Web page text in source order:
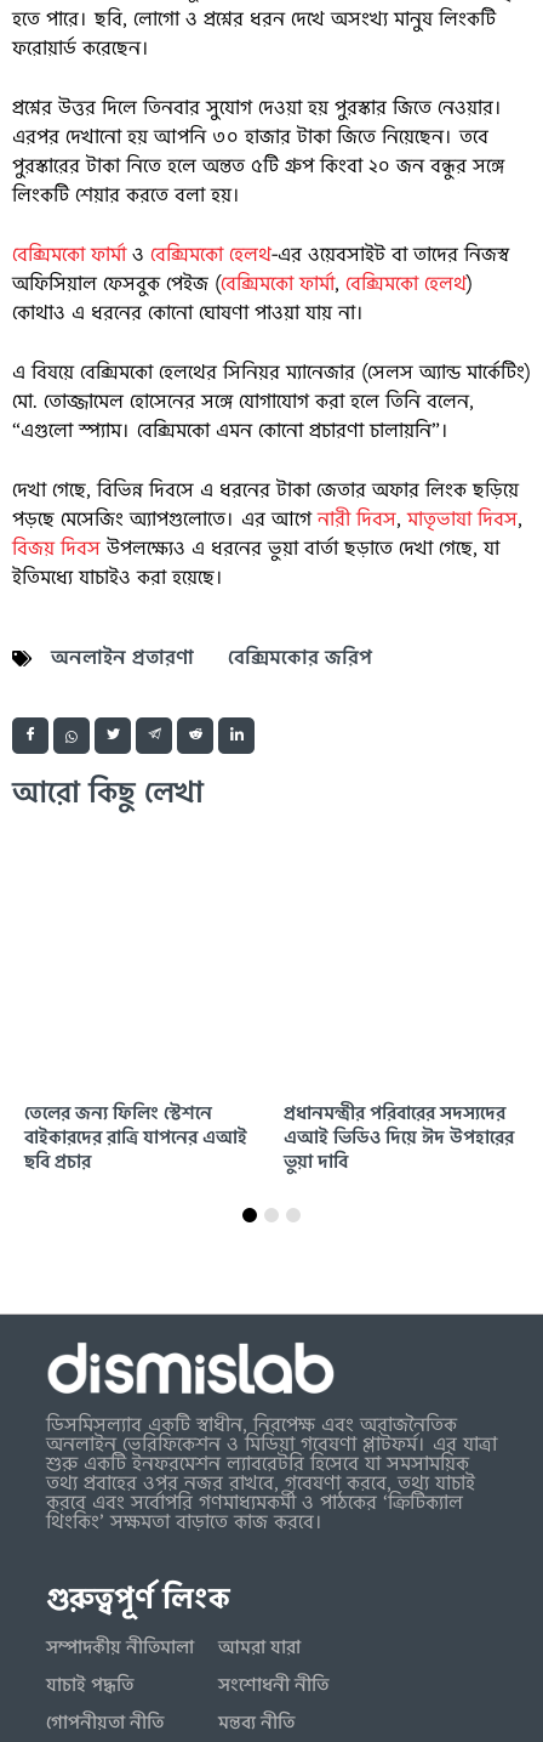
হতে পারে। ছবি, লোগো ও প্রশ্নের ধরন দেখে অসংখ্য মানুষ লিংকটি
ফরোয়ার্ড করেছেন।
প্রশ্নের উত্তর দিলে তিনবার সুযোগ দেওয়া হয় পুরস্কার জিতে নেওয়ার।
এরপর দেখানো হয় আপনি ৩০ হাজার টাকা জিতে নিয়েছেন। তবে
পুরস্কারের টাকা নিতে হলে অন্তত ৫টি গ্রুপ কিংবা ২০ জন বন্ধুর সঙ্গে
লিংকটি শেয়ার করতে বলা হয়।
বেক্সিমকো ফার্মাও বেক্সিমকো হেলথ-এর ওয়েবসাইট বা তাদের নিজস্ব
অফিসিয়াল ফেসবুক পেইজ (বেক্সিমকো ফার্মা, বেক্সিমকো হেলথ)
কোথাও এ ধরনের কোনো ঘোষণা পাওয়া যায় না।
এ বিষয়ে বেক্সিমকো হেলথের সিনিয়র ম্যানেজার (সেলস অ্যান্ড মার্কেটিং)
মো. তোজ্জামেল হোসেনের সঙ্গে যোগাযোগ করা হলে তিনি বলেন,
“এগুলো স্প্যাম। বেক্সিমকো এমন কোনো প্রচারণা চালায়নি”।
দেখা গেছে, বিভিন্ন দিবসে এ ধরনের টাকা জেতার অফার লিংক ছড়িয়ে
পড়ছে মেসেজিং অ্যাপগুলোতে। এর আগেনারী দিবস,মাতৃভাষা দিবস,
বিজয় দিবসউপলক্ষ্যেও এ ধরনের ভুয়া বার্তা ছড়াতে দেখা গেছে, যা
ইতিমধ্যে যাচাইও করা হয়েছে।
অনলাইন প্রতারণা বেক্সিমকোর জরিপ
আরো কিছু লেখা
তেলের জন্য ফিলিং স্টেশনে
বাইকারদের রাত্রি যাপনের এআই
ছবি প্রচার
প্রধানমন্ত্রীর পরিবারের সদস্যদের
এআই ভিডিও দিয়ে ঈদ উপহারের
ভুয়া দাবি
ডিসমিসল্যাব একটি স্বাধীন, নিরপেক্ষ এবং অরাজনৈতিক
অনলাইন ভেরিফিকেশন ও মিডিয়া গবেষণা প্লাটফর্ম। এর যাত্রা
শুরু একটি ইনফরমেশন ল্যাবরেটরি হিসেবে যা সমসাময়িক
তথ্য প্রবাহের ওপর নজর রাখবে, গবেষণা করবে, তথ্য যাচাই
করবে এবং সর্বোপরি গণমাধ্যমকর্মী ও পাঠকের ‘ক্রিটিক্যাল
থিংকিং’ সক্ষমতা বাড়াতে কাজ করবে।
গুরুত্বপূর্ণ লিংক
সম্পাদকীয় নীতিমালা
যাচাই পদ্ধতি
গোপনীয়তা নীতি
আমরা যারা
সংশোধনী নীতি
মন্তব্য নীতি